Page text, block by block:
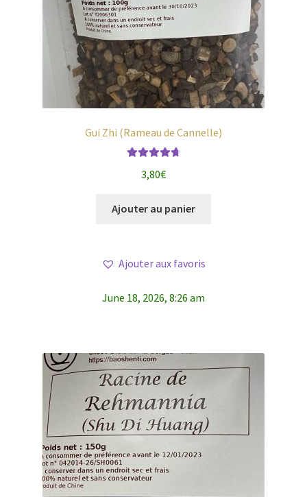
Gui Zhi (Rameau de Cannelle)
sur 5
3,80€
Ajouter au panier
Ajouter aux favoris
June 18, 2026, 8:26 am